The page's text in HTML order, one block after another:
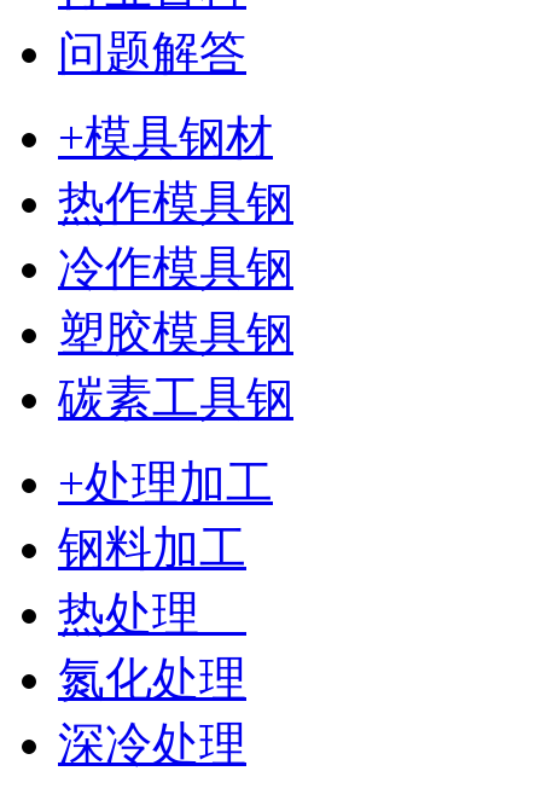
问题解答
+模具钢材
热作模具钢
冷作模具钢
塑胶模具钢
碳素工具钢
+处理加工
钢料加工
热处理
氮化处理
深冷处理